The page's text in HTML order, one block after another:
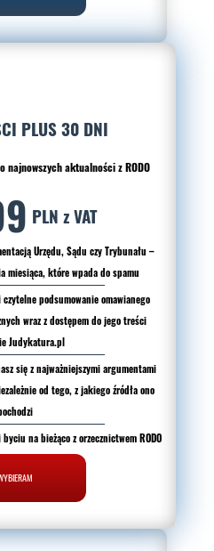
PLUS 30 DNI
najnowszych aktualności z RODO
PLN z VAT
Urzędu, Sądu czy Trybunału –
miesiąca, które wpada do spamu
podsumowanie omawianego
wraz z dostępem do jego treści
Judykatura.pl
się z najważniejszymi argumentami
od tego, z jakiego źródła ono
na bieżąco z orzecznictwem RODO